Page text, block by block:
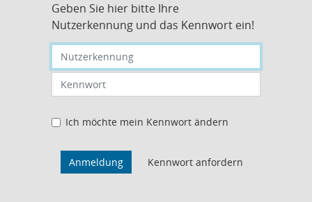
Geben Sie hier bitte Ihre
Nutzerkennung und das Kennwort ein!
Nutzerkennung eingeben
Kennwort eingeben
Ich möchte mein Kennwort ändern